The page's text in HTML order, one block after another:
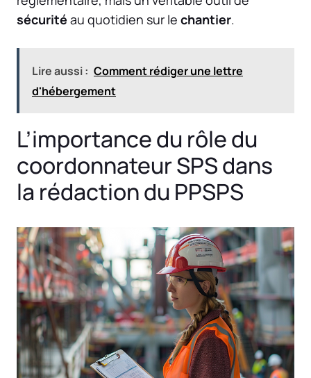
sécurité au quotidien sur le chantier.
Lire aussi : Comment rédiger une lettre
d'hébergement
L’importance du rôle du
coordonnateur SPS dans
la rédaction du PPSPS